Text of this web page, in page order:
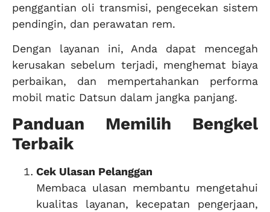
penggantian oli transmisi, pengecekan sistem
pendingin, dan perawatan rem.
Dengan layanan ini, Anda dapat mencegah
kerusakan sebelum terjadi, menghemat biaya
perbaikan, dan mempertahankan performa
mobil matic Datsun dalam jangka panjang.
Panduan Memilih Bengkel
Terbaik
Cek Ulasan Pelanggan
Membaca ulasan membantu mengetahui
kualitas layanan, kecepatan pengerjaan,